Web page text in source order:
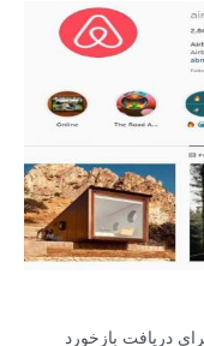
دریافت بازخورد